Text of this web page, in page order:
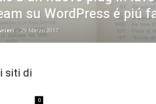
su WordPress é piú
- 29 Marzo 2017
siti di
0